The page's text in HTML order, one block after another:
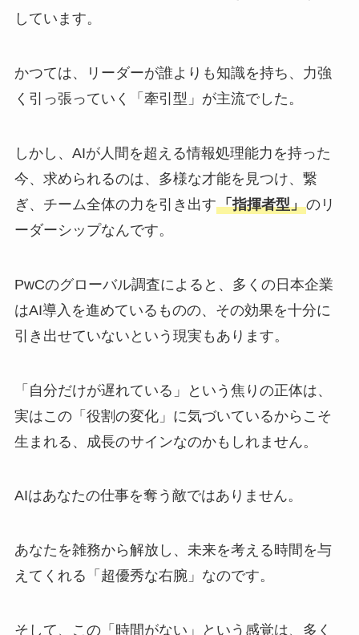
しています。
かつては、リーダーが誰よりも知識を持ち、力強
く引っ張っていく「牽引型」が主流でした。
しかし、AIが人間を超える情報処理能力を持った
今、求められるのは、多様な才能を見つけ、繋
ぎ、チーム全体の力を引き出す「指揮者型」のリ
ーダーシップなんです。
PwCのグローバル調査によると、多くの日本企業
はAI導入を進めているものの、その効果を十分に
引き出せていないという現実もあります。
「自分だけが遅れている」という焦りの正体は、
実はこの「役割の変化」に気づいているからこそ
生まれる、成長のサインなのかもしれません。
AIはあなたの仕事を奪う敵ではありません。
あなたを雑務から解放し、未来を考える時間を与
えてくれる「超優秀な右腕」なのです。
そして、この「時間がない」という感覚は、多く